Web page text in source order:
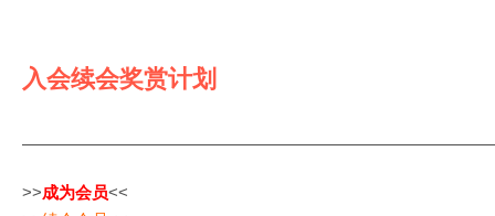
入会续会奖赏计划
>>成为会员<<